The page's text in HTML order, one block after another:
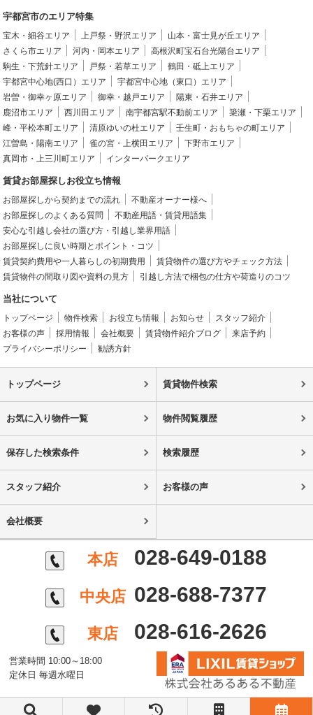
宇都宮市のエリア特集
宝木・細谷エリア 上戸祭・野沢エリア
山本・富士見が丘エリア
さくら市エリア
河内・岡本エリア
高根沢町宝石台光陽台エリア
駒生・下荒針エリア
戸祭・若草エリア
鶴田・砥上エリア
宇都宮中心地(西口）エリア
宇都宮中心地（東口）エリア
岩曽・御幸ヶ原エリア
御幸・越戸エリア
陽東・石井エリア
鹿沼市エリア
西川田エリア 南宇都宮駅不動前エリア
簗瀬・下栗エリア
峰・平松本町エリア
清原ゆいの杜エリア
壬生町・おもちゃの町エリア
江曽島・陽南エリア
雀の宮・上横田エリア
下野市エリア
真岡市・上三川町エリア
インターパークエリア
賃貸お部屋探しお役立ち情報
お部屋探しから契約までの流れ
不動産オーナー様へ
お部屋探しのよくある質問
不動産用語・賃貸用語集
安心な引越し会社の選び方・引越し業界用語
お部屋探しに良い時期とポイント・コツ
賃貸契約費用や一人暮らしの初期費用
賃貸物件の選び方やチェック方法
賃貸物件の間取り図や資料の見方
引越し方法で梱包の仕方や荷造りのコツ
当社について
トップページ 物件検索 お役立ち情報 お知らせ
スタッフ紹介
お客様の声
採用情報 会社概要 賃貸物件紹介ブログ
来店予約
プライバシーポリシー
勧誘方針
トップページ 賃貸物件検索
お気に入り物件一覧 物件閲覧履歴
保存した検索条件 検索履歴
スタッフ紹介 お客様の声
会社概要
本店 028-649-0188
中央店 028-688-7377
東店 028-616-2626
営業時間 10:00～18:00
定休日 毎週水曜日
©株式会社あるある不動産